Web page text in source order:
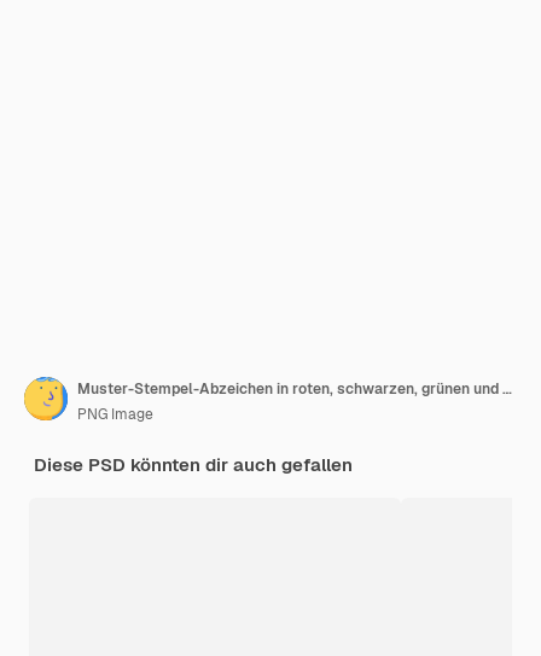
Muster-Stempel-Abzeichen in roten, schwarzen, grünen und blauen Farben, isoliert auf durchsichtigem Hintergrund
PNG Image
Diese PSD könnten dir auch gefallen